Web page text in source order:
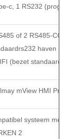
c, 1 RS232
of 2 RS485-
haven is
(bezet
mView HMI
systeem met
2